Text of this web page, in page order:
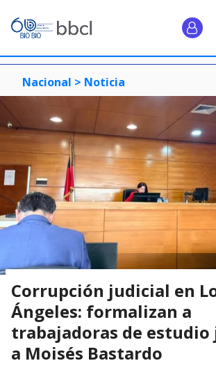
Nacional > Noticia
Corrupción judicial en
Ángeles: formalizan a
trabajadoras de
a Moisés Bastardo